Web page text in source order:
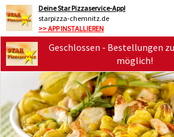
Deine Star Pizzaservice-App!
starpizza-chemnitz.de
>> APP INSTALLIEREN
Geschlossen - Bestellungen
möglich!